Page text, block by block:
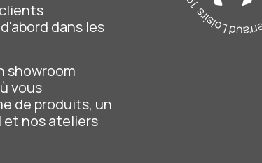
clients
dans les
showroom
vous
de produits, un
et nos ateliers